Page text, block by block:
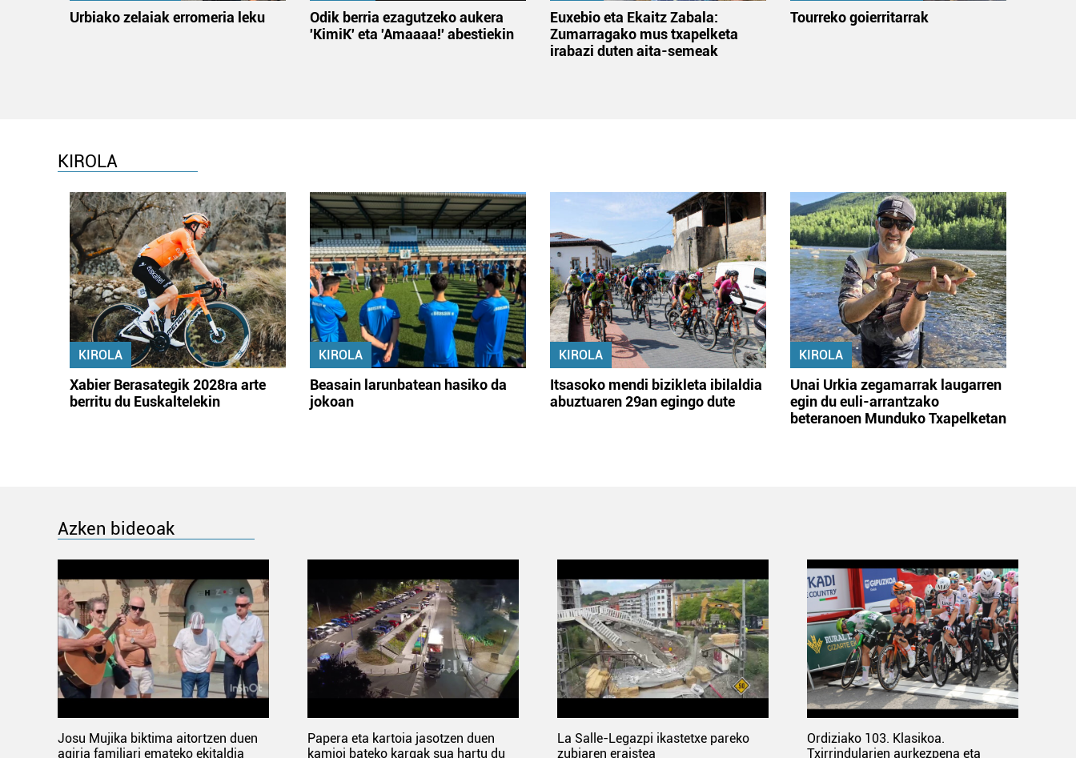
Urbiako zelaiak erromeria leku
Odik berria ezagutzeko aukera
'KimiK' eta 'Amaaaa!' abestiekin
Euxebio eta Ekaitz Zabala:
Zumarragako mus txapelketa
irabazi duten aita-semeak
Tourreko goierritarrak
KIROLA
KIROLA
Xabier Berasategik 2028ra arte
berritu du Euskaltelekin
KIROLA
Beasain larunbatean hasiko da
jokoan
KIROLA
Itsasoko mendi bizikleta ibilaldia
abuztuaren 29an egingo dute
KIROLA
Unai Urkia zegamarrak laugarren
egin du euli-arrantzako
beteranoen Munduko Txapelketan
Azken bideoak
Josu Mujika biktima aitortzen duen
agiria familiari emateko ekitaldia
Papera eta kartoia jasotzen duen
kamioi bateko kargak sua hartu du
La Salle-Legazpi ikastetxe pareko
zubiaren eraistea
Ordiziako 103. Klasikoa.
Txirrindularien aurkezpena eta